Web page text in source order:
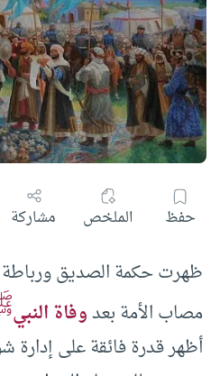
حفظ الملخص مشاركة
ظهرت حكمة الصديق
مصاب الأمة بعدوفاة النبي
أظهر قدرة فائقة على إدارة